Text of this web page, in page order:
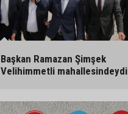
Başkan Ramazan Şimşek
Velihimmetli mahallesindeydi